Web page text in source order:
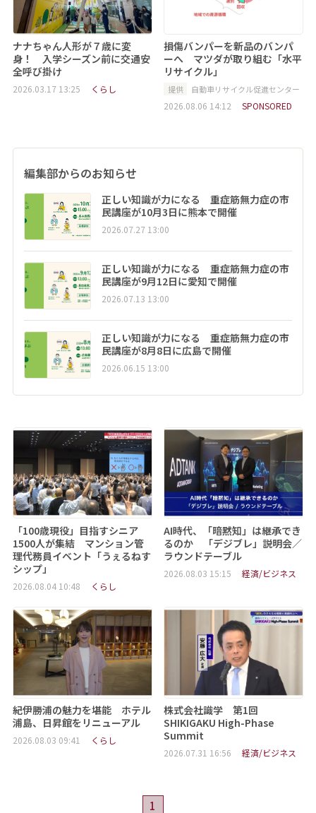
ナナちゃん人形が７歳に変
身！ 入学シーズン前に交通安
全呼び掛け
2026.03.17 13:25 くらし
損傷バンパーを新品のバンパ
ーへ マツダが取り組む「水平
リサイクル」
提供 自動車リサイクル促進センター
2026.08.06 14:12 SPONSORED
編集部からのお知らせ
正しい知識が力になる 重症筋無力症の市
民講座が10月3日に熊本で開催
2026.07.27 13:00
正しい知識が力になる 重症筋無力症の市
民講座が9月12日に愛知で開催
2026.07.13 13:00
正しい知識が力になる 重症筋無力症の市
民講座が8月8日に広島で開催
2026.06.15 13:00
「100歳現役」目指すシニア
1500人が集結 マンション管
理代務員イベント「うぇるねす
シップ」
2026.08.04 10:48 くらし
AI時代、「暗黙知」は継承でき
るのか 「デジブレ」説明会／
ラウンドテーブル
2026.08.03 15:15 経済/ビジネス
紀伊勝浦の魅力を堪能 ホテル
浦島、日昇館をリニューアル
2026.08.03 09:41 くらし
株式会社識学 第1回
SHIKIGAKU High-Phase
Summit
2026.07.31 16:56 経済/ビジネス
1